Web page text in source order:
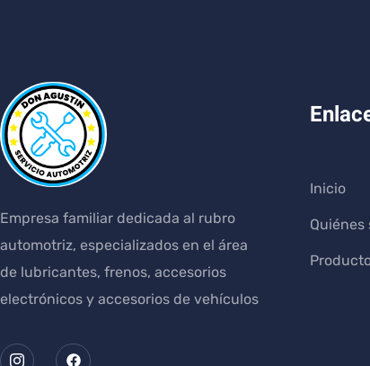
Empresa familiar dedicada al rubro
automotriz, especializados en el área
de lubricantes, frenos, accesorios
electrónicos y accesorios de vehículos
Inicio
Quiénes